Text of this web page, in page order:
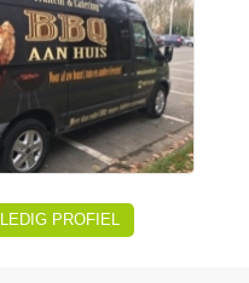
PROFIEL